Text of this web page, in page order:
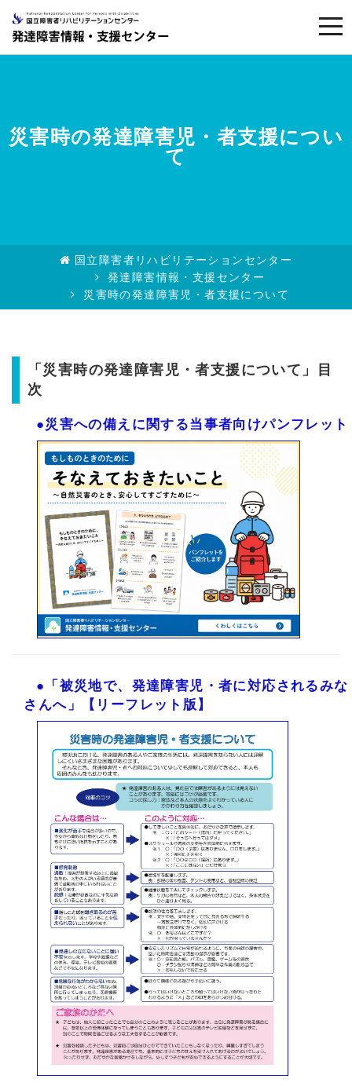
災害時の発達障害児・者支援につい
て
国立障害者リハビリテーションセンター
発達障害情報・支援センター
災害時の発達障害児・者支援について
「災害時の発達障害児・者支援について」目
次
●災害への備えに関する当事者向けパンフレット
●「被災地で、発達障害児・者に対応されるみな
さんへ」【リーフレット版】